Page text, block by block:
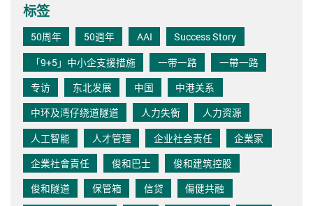
标签
50周年 50週年 AAI
Success Story
「9+5」中小企支援措施
一带一路
一帶一路
专访
东北发展 中国
中港关系
中环及湾仔绕道隧道
人力失衡
人力资源
人工智能
人才管理 企业社会责任
企業家
企業社會責任
俊和巴士
俊和建筑控股
俊和隧道
保管箱 信贷
傷健共融